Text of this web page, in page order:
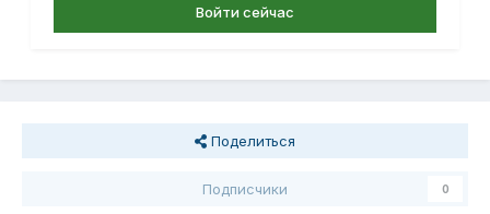
Войти сейчас
Поделиться
Подписчики 0